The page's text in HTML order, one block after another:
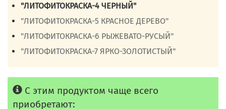
"ЛИТОФИТОКРАСКА-4 ЧЕРНЫЙ"
"ЛИТОФИТОКРАСКА-5 КРАСНОЕ ДЕРЕВО"
"ЛИТОФИТОКРАСКА-6 РЫЖЕВАТО-РУСЫЙ"
"ЛИТОФИТОКРАСКА-7 ЯРКО-ЗОЛОТИСТЫЙ"
С этим продуктом чаще всего
приобретают: